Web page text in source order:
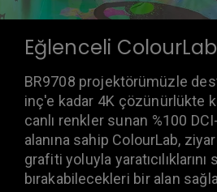
Eğlenceli ColourLab
BR9708 projektörümüzle
inç'e kadar 4K çözünürlükte
canlı renkler sunan %100
alanına sahip ColourLab,
grafiti yoluyla
bırakabilecekleri bir alan